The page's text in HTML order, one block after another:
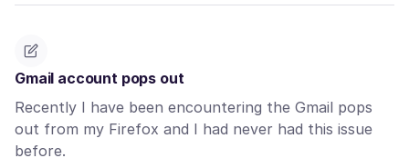
Gmail account pops out
Recently I have been encountering the Gmail pops
out from my Firefox and I had never had this issue
before.